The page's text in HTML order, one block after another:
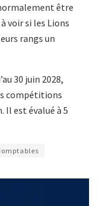
être
voir si les Lions
rangs un
30 juin 2028,
compétitions
Il est évalué à 5